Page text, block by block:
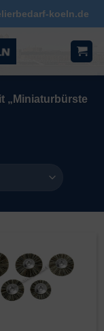
koeln.de
„Miniaturbürste